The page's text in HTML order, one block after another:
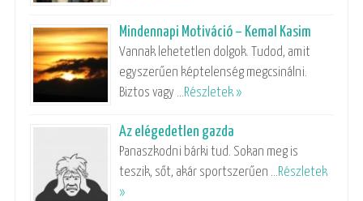
Mindennapi Motiváció – Kemal Kasim
Vannak lehetetlen dolgok. Tudod, amit
egyszerűen képtelenség megcsinálni.
Biztos vagy …Részletek »
Az elégedetlen gazda
Panaszkodni bárki tud. Sokan meg is
teszik, sőt, akár sportszerűen …Részletek
»